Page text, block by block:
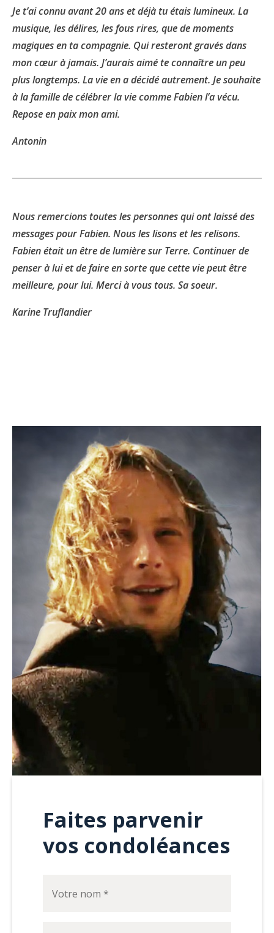
Faites parvenir
vos condoléances
Je t’ai connu avant 20 ans et déjà tu étais lumineux. La
musique, les délires, les fous rires, que de moments
magiques en ta compagnie. Qui resteront gravés dans
mon cœur à jamais. J’aurais aimé te connaître un peu
plus longtemps. La vie en a décidé autrement. Je souhaite
à la famille de célébrer la vie comme Fabien l’a vécu.
Repose en paix mon ami.
Antonin
Nous remercions toutes les personnes qui ont laissé des
messages pour Fabien. Nous les lisons et les relisons.
Fabien était un être de lumière sur Terre. Continuer de
penser à lui et de faire en sorte que cette vie peut être
meilleure, pour lui. Merci à vous tous. Sa soeur.
Karine Truflandier